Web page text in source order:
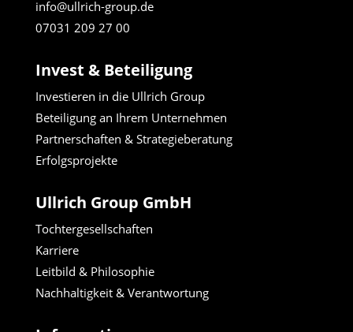
info@ullrich-group.de
07031 209 27 00
Invest & Beteiligung
Investieren in die Ullrich Group
Beteiligung an Ihrem Unternehmen
Partnerschaften & Strategieberatung
Erfolgsprojekte
Ullrich Group GmbH
Tochtergesellschaften
Karriere
Leitbild & Philosophie
Nachhaltigkeit & Verantwortung